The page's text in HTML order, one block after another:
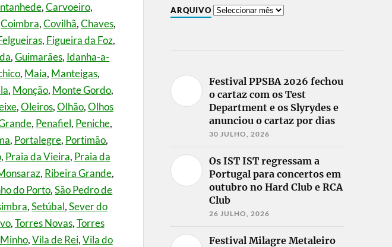
,Carvoeiro,
Coimbra,Covilhã,Chaves,
, Figueira da Foz,
,Guimarães, Idanha-a-
, Maia, Manteigas,
, Monção, Monte Gordo,
,Oleiros,Olhão,Olhos
, Penafiel, Peniche,
, Portalegre, Portimão,
, Praia da Vieira, Praia da
, Ribeira Grande,
do Porto,São Pedro de
,Setúbal,Sever do
,Torres Novas,Torres
,Vila de Rei,Vila do
ARQUIVO
Festival PPSBA 2026 fechou
o cartaz com os Test
Department e os Slyrydes e
anunciou o cartaz por dias
30 JULHO, 2026
Os IST IST regressam a
Portugal para concertos em
outubro no Hard Club e RCA
Club
26 JULHO, 2026
Festival Milagre Metaleiro